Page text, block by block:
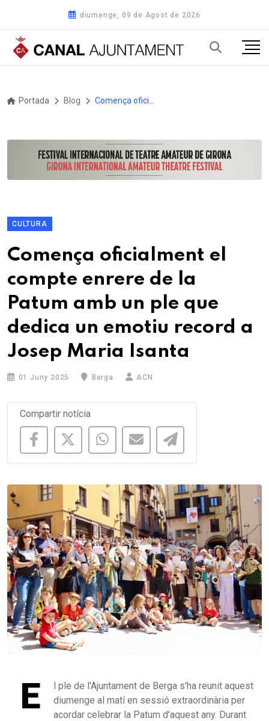
diumenge, 09 de Agost de 2026
Portada Blog
CULTURA
Comença oficialment el
compte enrere de la
Patum amb un ple que
dedica un emotiu record a
Josep Maria Isanta
01 Juny 2025 Berga ACN
Compartir notícia
E
l ple de l'Ajuntament de Berga s'ha reunit aquest
diumenge al matí en sessió extraordinària per
acordar celebrar la Patum d'aquest any. Durant